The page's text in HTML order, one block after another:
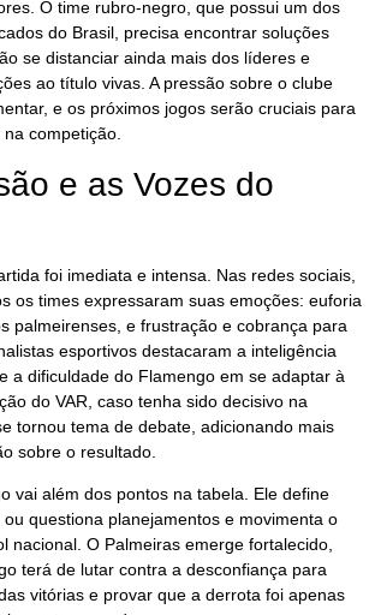
O time rubro-negro, que possui um dos
do Brasil, precisa encontrar soluções
se distanciar ainda mais dos líderes e
ao título vivas. A pressão sobre o clube
e os próximos jogos serão cruciais para
competição.
e as Vozes do
foi imediata e intensa. Nas redes sociais,
os times expressaram suas emoções: euforia
palmeirenses, e frustração e cobrança para
esportivos destacaram a inteligência
a dificuldade do Flamengo em se adaptar à
do VAR, caso tenha sido decisivo na
tornou tema de debate, adicionando mais
sobre o resultado.
vai além dos pontos na tabela. Ele define
questiona planejamentos e movimenta o
nacional. O Palmeiras emerge fortalecido,
terá de lutar contra a desconfiança para
vitórias e provar que a derrota foi apenas